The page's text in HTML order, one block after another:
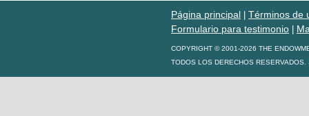
Página principal
Términos de
Formulario para testimonio
COPYRIGHT © 2001-2026 THE
TODOS LOS DERECHOS